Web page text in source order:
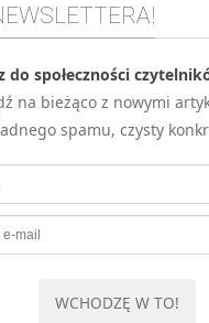
Django
PHP
WordPress
MOBILE
Android
KONTROLA WERSJI
SQL
do społeczności
na bieżąco z nowymi
spamu, czysty